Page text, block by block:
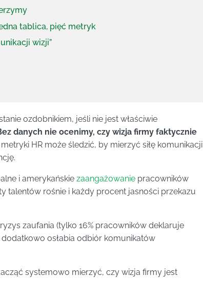
tablica, pięć metryk
wizji”
ozdobnikiem, jeśli nie jest właściwie
danych nie ocenimy, czy wizja firmy faktycznie
HR może śledzić, by mierzyć siłę komunikacji
i amerykańskie zaangażowanie pracowników
talentów rośnie i każdy procent jasności przekazu
zaufania (tylko 16% pracowników deklaruje
osłabia odbiór komunikatów
systemowo mierzyć, czy wizja firmy jest